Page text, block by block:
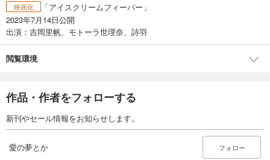
映画化
「アイスクリームフィーバー」
2023年7月14日公開
出演：吉岡里帆、モトーラ世理奈、詩羽
閲覧環境
作品・作者をフォローする
新刊やセール情報をお知らせします。
愛の夢とか フォロー